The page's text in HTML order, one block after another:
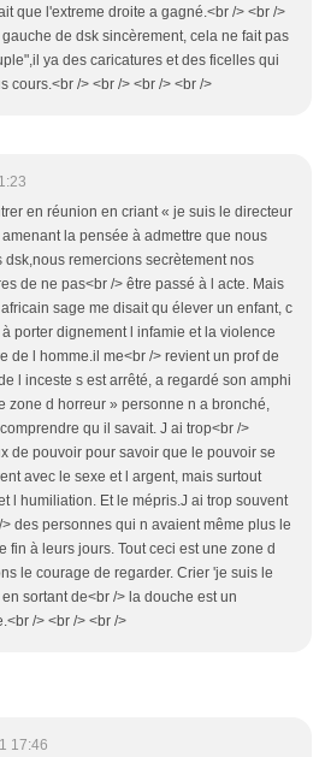
que l'extreme droite a gagné.<br /> <br />
de dsk sincèrement, cela ne fait pas
ya des caricatures et des ficelles qui
cours.<br /> <br /> <br /> <br />
en réunion en criant « je suis le directeur
la pensée à admettre que nous
dsk,nous remercions secrètement nos
de ne pas<br /> être passé à l acte. Mais
sage me disait qu élever un enfant, c
porter dignement l infamie et la violence
de l homme.il me<br /> revient un prof de
l inceste s est arrêté, a regardé son amphi
zone d horreur » personne n a bronché,
qu il savait. J ai trop<br />
de pouvoir pour savoir que le pouvoir se
avec le sexe et l argent, mais surtout
l humiliation. Et le mépris.J ai trop souvent
des personnes qui n avaient même plus le
fin à leurs jours. Tout ceci est une zone d
le courage de regarder. Crier 'je suis le
sortant de<br /> la douche est un
/> <br /> <br />
17:46